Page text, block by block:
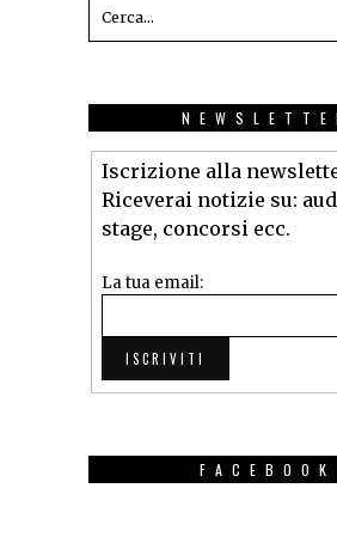
Iscrizione alla
Riceverai notizie su:
stage, concorsi ecc.
La tua email:
FACEBOOK